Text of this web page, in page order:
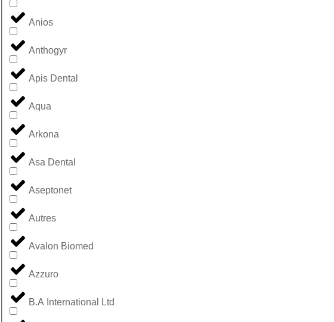
Anios
Anthogyr
Apis Dental
Aqua
Arkona
Asa Dental
Aseptonet
Autres
Avalon Biomed
Azzuro
B.A International Ltd